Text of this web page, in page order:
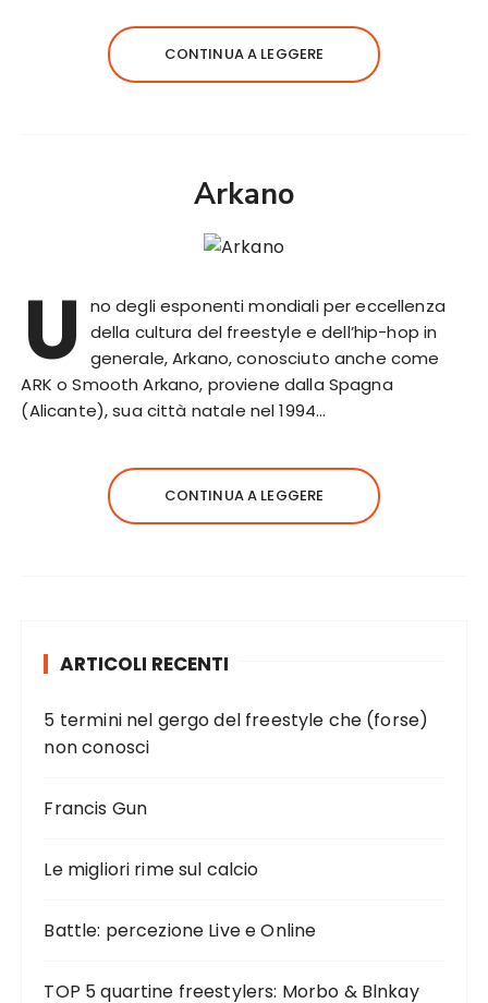
CONTINUA A LEGGERE
Arkano
U
no degli esponenti mondiali per eccellenza
della cultura del freestyle e dell’hip-hop in
generale, Arkano, conosciuto anche come
ARK o Smooth Arkano, proviene dalla Spagna
(Alicante), sua città natale nel 1994…
CONTINUA A LEGGERE
ARTICOLI RECENTI
5 termini nel gergo del freestyle che (forse)
non conosci
Francis Gun
Le migliori rime sul calcio
Battle: percezione Live e Online
TOP 5 quartine freestylers: Morbo & Blnkay